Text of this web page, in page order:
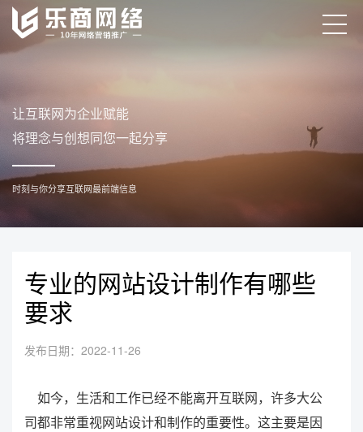
专业的网站设计制作有哪些
要求
发布日期：2022-11-26
如今，生活和工作已经不能离开互联网，许多大公
司都非常重视网站设计和制作的重要性。这主要是因